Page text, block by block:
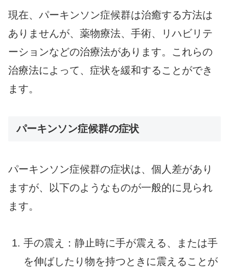
現在、パーキンソン症候群は治癒する方法は
ありませんが、薬物療法、手術、リハビリテ
ーションなどの治療法があります。これらの
治療法によって、症状を緩和することができ
ます。
パーキンソン症候群の症状
パーキンソン症候群の症状は、個人差があり
ますが、以下のようなものが一般的に見られ
ます。
手の震え：静止時に手が震える、または手
を伸ばしたり物を持つときに震えることが